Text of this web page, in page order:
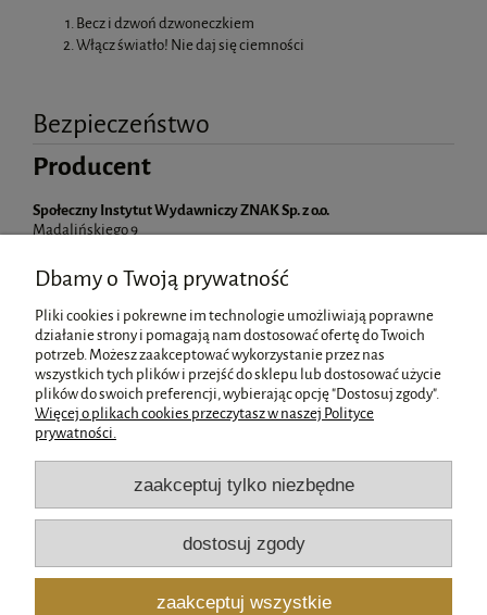
Becz i dzwoń dzwoneczkiem
Włącz światło! Nie daj się ciemności
Bezpieczeństwo
Producent
Społeczny Instytut Wydawniczy ZNAK Sp. z o.o.
Madalińskiego 9
iodo@znak.com.pl
12 324 97 75
Pomoc
Płatności i dostawa
Informacje
Dbamy o Twoją prywatność
Pliki cookies i pokrewne im technologie umożliwiają poprawne
działanie strony i pomagają nam dostosować ofertę do Twoich
potrzeb. Możesz zaakceptować wykorzystanie przez nas
wszystkich tych plików i przejść do sklepu lub dostosować użycie
plików do swoich preferencji, wybierając opcję "Dostosuj zgody".
Więcej o plikach cookies przeczytasz w naszej Polityce
prywatności.
zaakceptuj tylko niezbędne
dostosuj zgody
zaakceptuj wszystkie